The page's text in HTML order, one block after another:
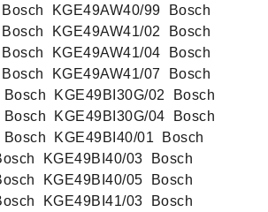
KGE49AW40/99 ‍ Bosch
KGE49AW41/02 ‍ Bosch
KGE49AW41/04 ‍ Bosch
KGE49AW41/07 ‍ Bosch
KGE49BI30G/02 ‍ Bosch
KGE49BI30G/04 ‍ Bosch
KGE49BI40/01 ‍ Bosch
KGE49BI40/03 ‍ Bosch
KGE49BI40/05 ‍ Bosch
KGE49BI41/03 ‍ Bosch